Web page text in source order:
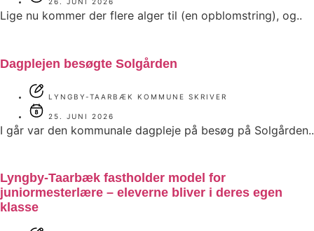
Lige nu kommer der flere alger til (en opblomstring), og..
Dagplejen besøgte Solgården
LYNGBY-TAARBÆK KOMMUNE SKRIVER
25. JUNI 2026
I går var den kommunale dagpleje på besøg på Solgården..
Lyngby-Taarbæk fastholder model for
juniormesterlære – eleverne bliver i deres egen
klasse